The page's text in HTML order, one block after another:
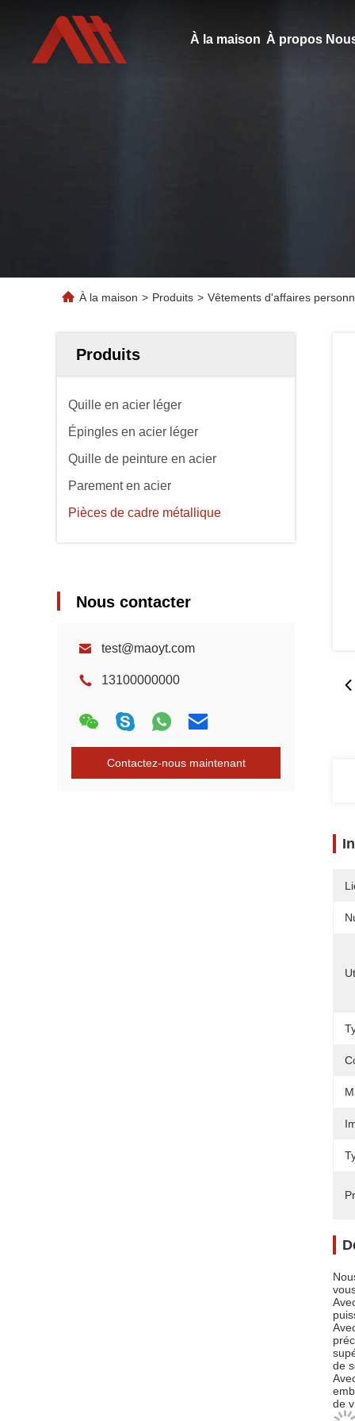
À la maison À propos
À la maison > Produits > Vêtements d'affaires
Produits
Quille en acier léger
Épingles en acier léger
Quille de peinture en acier
Parement en acier
Pièces de cadre métallique
Nous contacter
test@maoyt.com
13100000000
Contactez-nous maintenant
de
de